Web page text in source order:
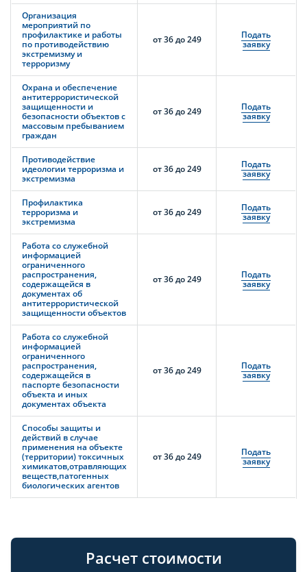
Организация
мероприятий по
профилактике и работы
по противодействию
экстремизму и
терроризму
от 36 до 249
Подать
заявку
Охрана и обеспечение
антитеррористической
защищенности и
безопасности объектов с
массовым пребыванием
граждан
от 36 до 249
Подать
заявку
Противодействие
идеологии терроризма и
экстремизма
от 36 до 249
Подать
заявку
Профилактика
терроризма и
экстремизма
от 36 до 249
Подать
заявку
Работа со служебной
информацией
ограниченного
распространения,
содержащейся в
документах об
антитеррористической
защищенности объектов
от 36 до 249
Подать
заявку
Работа со служебной
информацией
ограниченного
распространения,
содержащейся в
паспорте безопасности
объекта и иных
документах объекта
от 36 до 249
Подать
заявку
Способы защиты и
действий в случае
применения на объекте
(территории) токсичных
химикатов,отравляющих
веществ,патогенных
биологических агентов
от 36 до 249
Подать
заявку
Расчет стоимости